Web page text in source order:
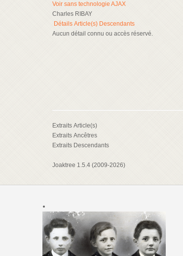
Voir sans technologie AJAX
Charles RIBAY
Détails Article(s) Descendants
Aucun détail connu ou accès réservé.
Extraits Article(s)
Extraits Ancêtres
Extraits Descendants
Joaktree 1.5.4 (2009-2026)